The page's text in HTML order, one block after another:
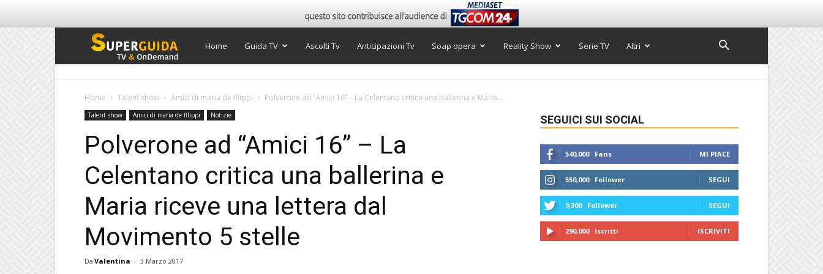
Super
TV
Home Guida TV Ascolti Tv Anticipazioni Tv Soap opera Reality Show Serie TV Altri
Home Talent show Amici di maria de filippi Polverone ad “Amici 16” – La Celentano critica una ballerina e Maria...
Talent show Amici di maria de filippi Notizie
Polverone ad “Amici 16” – La
Celentano critica una ballerina e
Maria riceve una lettera dal
Movimento 5 stelle
Da Valentina - 3 Marzo 2017
SEGUICI SUI SOCIAL
540,000 Fans MI PIACE
550,000 Follower SEGUI
9,300 Follower SEGUI
290,000 Iscritti ISCRIVITI